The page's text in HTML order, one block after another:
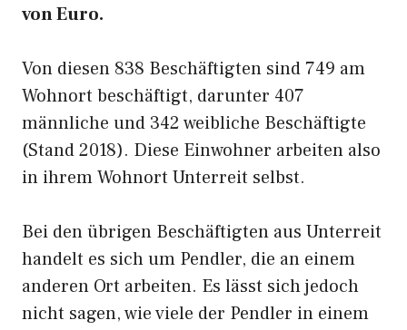
von Euro.
Von diesen 838 Beschäftigten sind 749 am
Wohnort beschäftigt, darunter 407
männliche und 342 weibliche Beschäftigte
(Stand 2018). Diese Einwohner arbeiten also
in ihrem Wohnort Unterreit selbst.
Bei den übrigen Beschäftigten aus Unterreit
handelt es sich um Pendler, die an einem
anderen Ort arbeiten. Es lässt sich jedoch
nicht sagen, wie viele der Pendler in einem